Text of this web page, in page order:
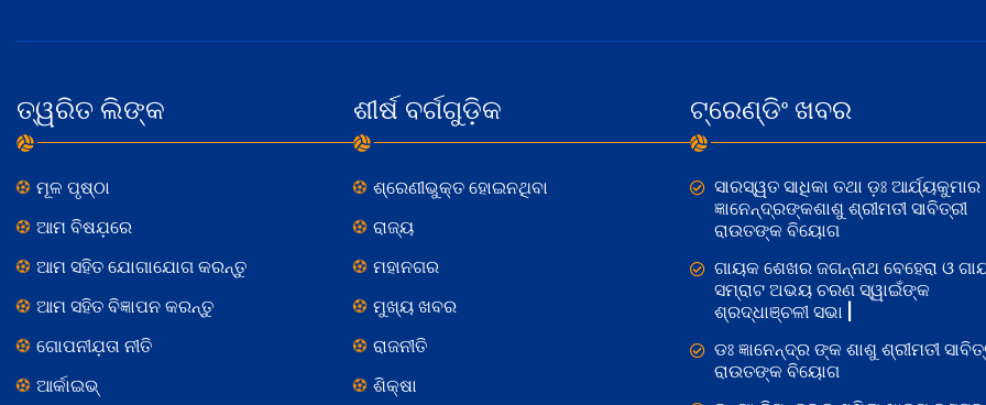
ତ୍ୱରିତ ଲିଙ୍କ
ମୂଳ ପୃଷ୍ଠା
ଆମ ବିଷଯ଼ରେ
ଆମ ସହିତ ଯୋଗାଯୋଗ କରନ୍ତୁ
ଆମ ସହିତ ବିଜ୍ଞାପନ କରନ୍ତୁ
ଗୋପନୀଯ଼ତା ନୀତି
ଆର୍କାଇଭ୍
ଶୀର୍ଷ ବର୍ଗଗୁଡ଼ିକ
ଶ୍ରେଣୀଭୁକ୍ତ ହୋଇନଥିବା
ରାଜ୍ୟ
ମହାନଗର
ମୁଖ୍ୟ ଖବର
ରାଜନୀତି
ଶିକ୍ଷା
ଟ୍ରେଣ୍ଡିଂ ଖବର
ସାରସ୍ୱତ ସାଧିକା ତଥା ଡ଼ଃ ଆର୍ଯ୍ୟକୁମାର
ଜ୍ଞାନେନ୍ଦ୍ରଙ୍କଶାଶୁ ଶ୍ରୀମତୀ ସାବିତ୍ରୀ
ରାଉତଙ୍କ ବିୟୋଗ
ଗାୟକ ଶେଖର ଜଗନ୍ନାଥ ବେହେରା ଓ
ସମ୍ରାଟ ଅଭୟ ଚରଣ ସ୍ୱାଇଁଙ୍କ
ଶ୍ରଦ୍ଧାଞ୍ଚଳୀ ସଭା |
ଡଃ ଜ୍ଞାନେନ୍ଦ୍ର ଙ୍କ ଶାଶୁ ଶ୍ରୀମତୀ
ରାଉତଙ୍କ ବିୟୋଗ